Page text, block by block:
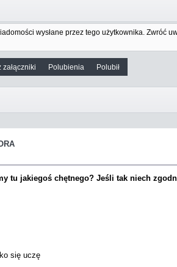
wysłane przez tego użytkownika. Zwróć
załączniki Polubienia Polubił
tu jakiegoś chętnego? Jeśli tak niech
się uczę